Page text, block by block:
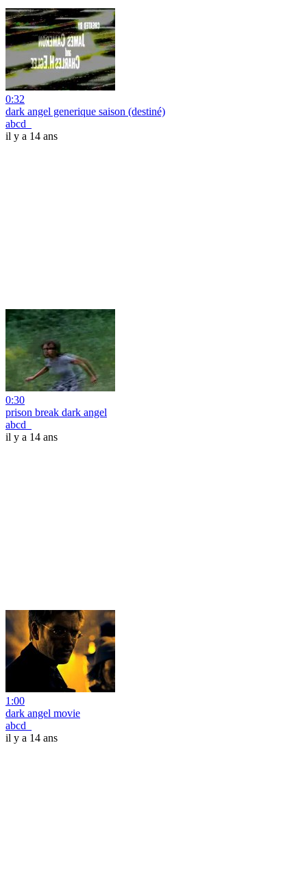
0:32
dark angel generique saison (destiné)
abcd_
il y a 14 ans
0:30
prison break dark angel
abcd_
il y a 14 ans
1:00
dark angel movie
abcd_
il y a 14 ans